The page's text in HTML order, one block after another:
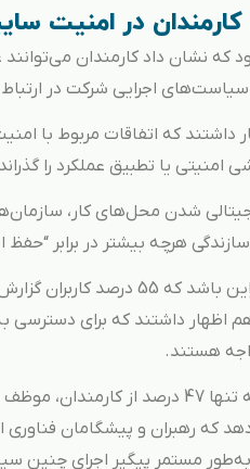
در امنیت
نشان داد کارمندان
سیاست‌های اجرایی شرکت در
اظهار داشتند که اتفاقات مربوط
شدن محل‌های کار،
سازندگی هرچه بیشتر در برابر
است و 53 درصد هم اظهار داشتند که
هستند.
نتایج بررسی نشان می‌دهد که تنها
که رهبران و پیشگامان
مستمر پیگیر اجرای چنین